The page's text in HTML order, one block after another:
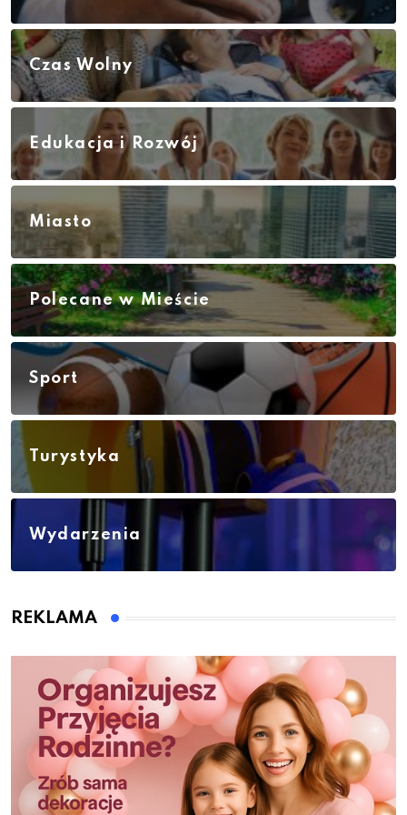
Czas Wolny
Edukacja i Rozwój
Miasto
Polecane w Mieście
Sport
Turystyka
Wydarzenia
REKLAMA